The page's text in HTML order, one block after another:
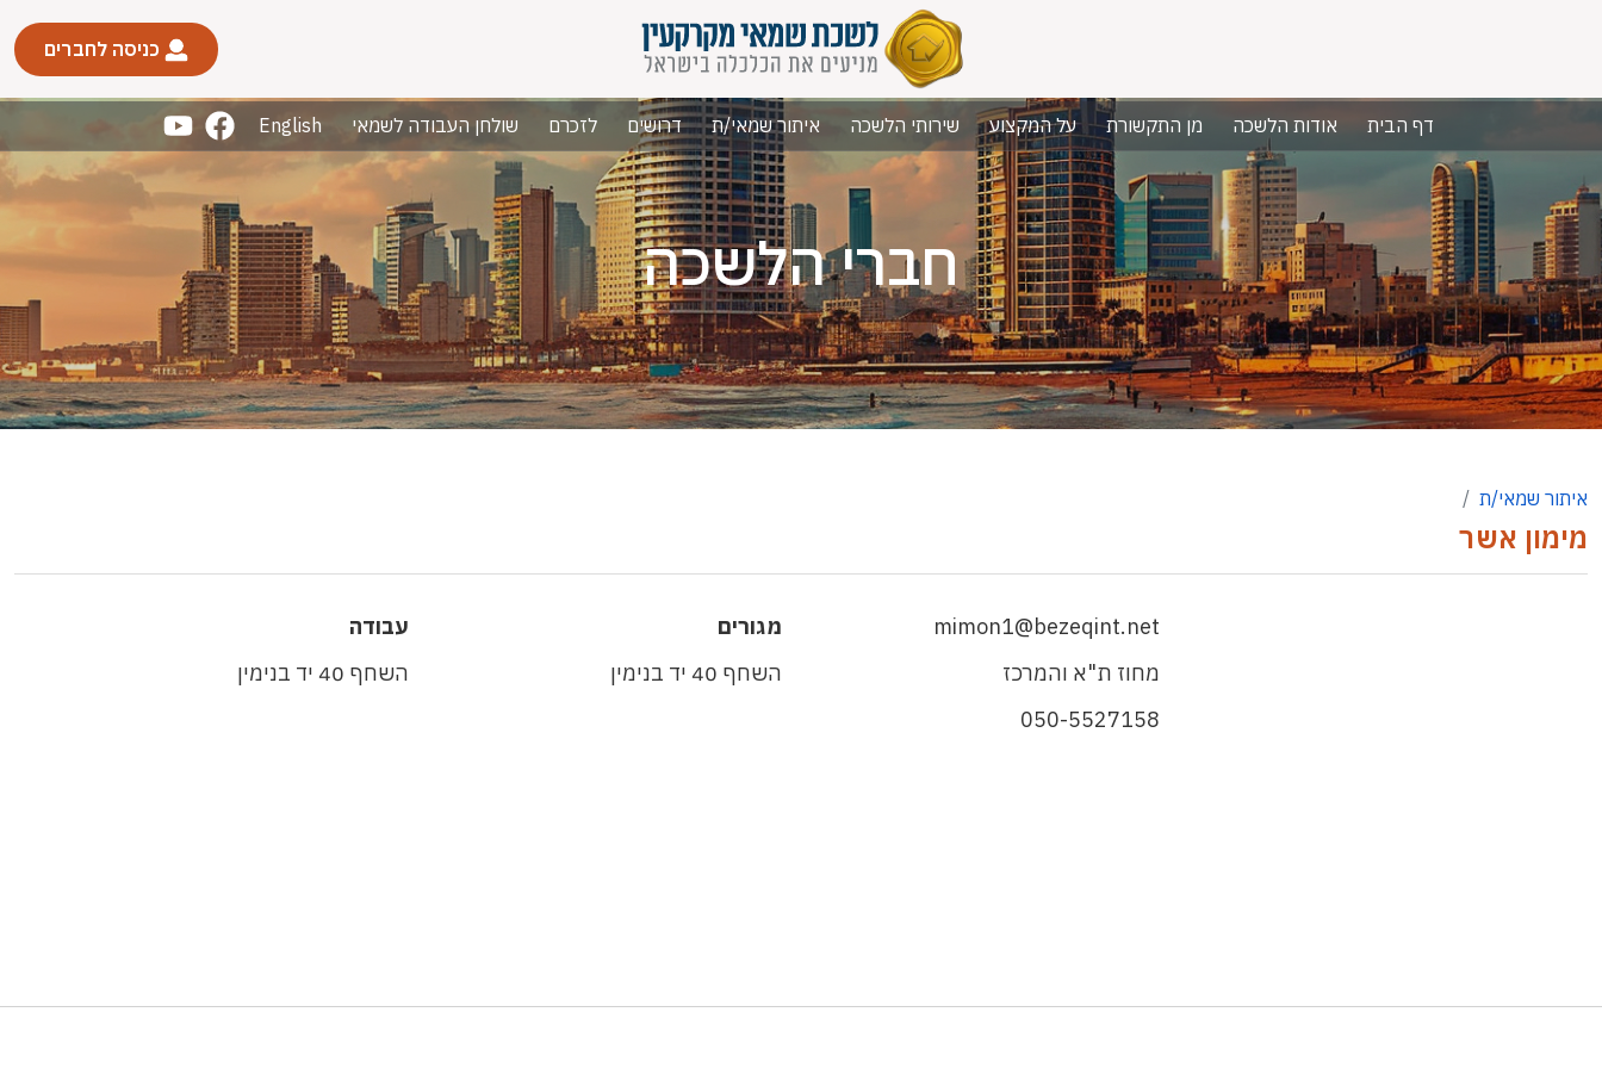
כניסה לחברים
דף הבית אודות הלשכה מן התקשורת על המקצוע שירותי הלשכה איתור שמאי/ת דרושים לזכרם שולחן העבודה לשמאי English
חברי הלשכה
איתור שמאי/ת
מימון אשר
mimon1@bezeqint.net
מחוז ת"א והמרכז
050-5527158
מגורים
השחף 40 יד בנימין
עבודה
השחף 40 יד בנימין